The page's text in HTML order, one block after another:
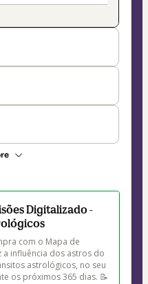
Digitalizado -
com o Mapa de
a influência dos astros do
astrológicos, no seu
os próximos 365 dias. 📝